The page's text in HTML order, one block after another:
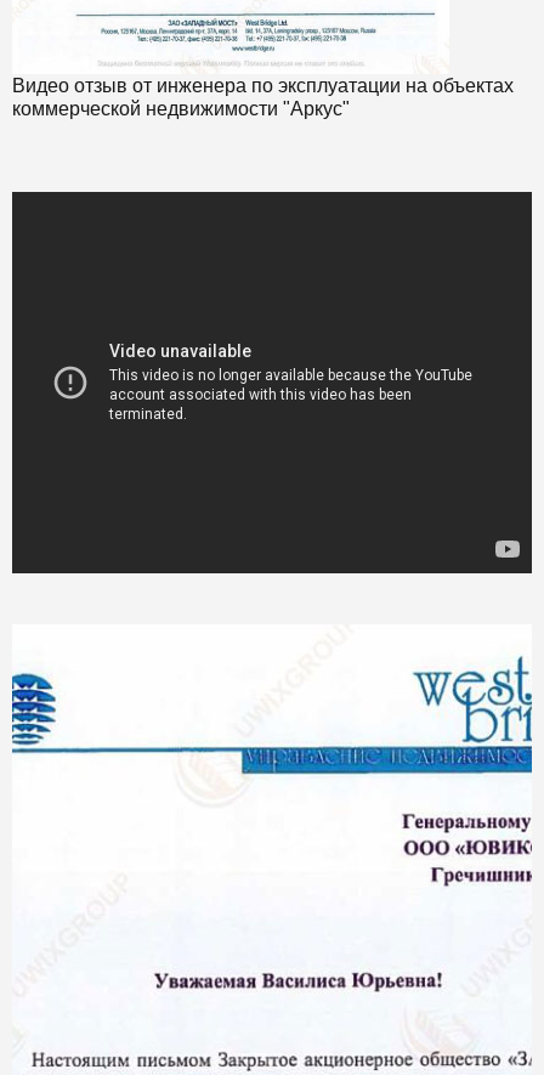
Видео отзыв от инженера по эксплуатации на объектах
коммерческой недвижимости "Аркус"